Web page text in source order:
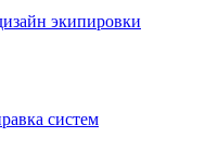
экипировки
систем